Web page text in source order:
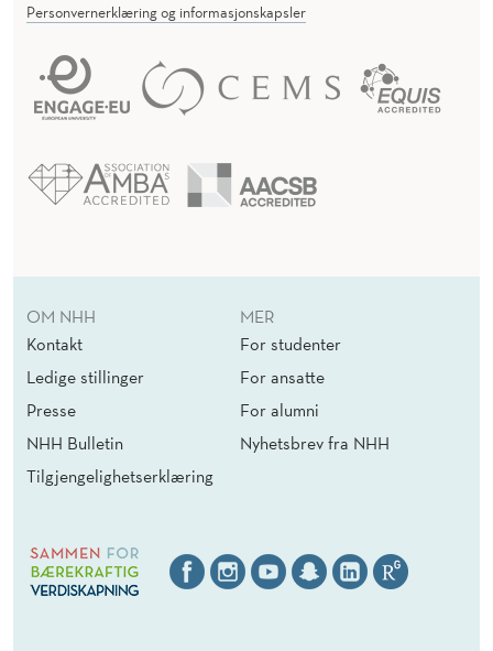
Personvernerklæring og informasjonskapsler
OM NHH
Kontakt
Ledige stillinger
Presse
NHH Bulletin
Tilgjengelighetserklæring
MER
For studenter
For ansatte
For alumni
Nyhetsbrev fra NHH